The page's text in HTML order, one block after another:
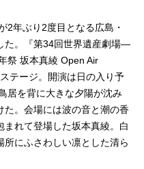
年ぶり2度目となる広島・
た。『第34回世界遺産劇場―
祭 坂本真綾 Open Air
テージ。開演は日の入り予
居を背に大きな夕陽が沈み
た。会場には波の音と潮の香
まれて登場した坂本真綾。白
にふさわしい凛とした清ら